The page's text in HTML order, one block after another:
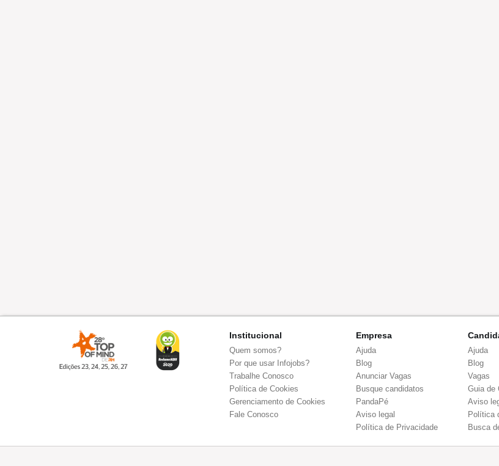
Institucional
Quem somos?
Por que usar Infojobs?
Trabalhe Conosco
Política de Cookies
Gerenciamento de Cookies
Fale Conosco
Empresa
Ajuda
Blog
Anunciar Vagas
Busque candidatos
PandaPé
Aviso legal
Política de Privacidade
Ajuda
Blog
Vagas
Guia de
Aviso
Política
Busca